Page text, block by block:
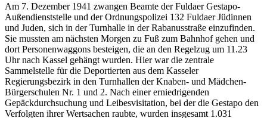
Am 7. Dezember 1941 zwangen Beamte der Fuldaer Gestapo-
Außendienststelle und der Ordnungspolizei 132 Fuldaer Jüdinnen
und Juden, sich in der Turnhalle in der Rabanusstraße einzufinden.
Sie mussten am nächsten Morgen zu Fuß zum Bahnhof gehen und
dort Personenwaggons besteigen, die an den Regelzug um 11.23
Uhr nach Kassel gehängt wurden. Hier war die zentrale
Sammelstelle für die Deportierten aus dem Kasseler
Regierungsbezirk in den Turnhallen der Knaben- und Mädchen-
Bürgerschulen Nr. 1 und 2. Nach einer erniedrigenden
Gepäckdurchsuchung und Leibesvisitation, bei der die Gestapo den
Verfolgten ihrer Wertsachen raubte, wurden insgesamt 1.031